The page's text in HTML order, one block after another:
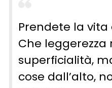
Prendete la vita
Che leggerezza
superficialità,
cose dall’alto,